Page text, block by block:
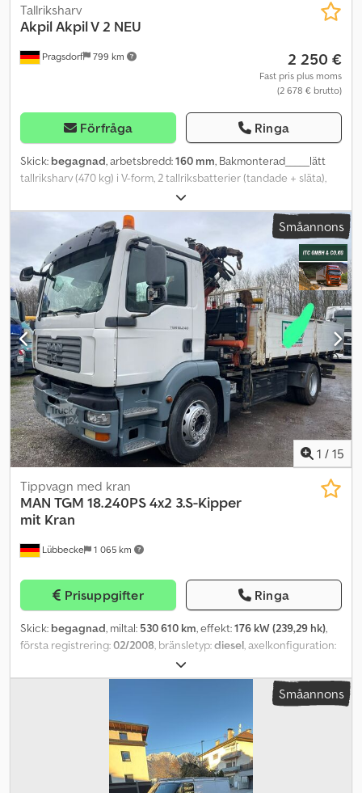
Pragsdorf 799 km
Tallriksharv
AkpilAkpil V 2 NEU
2 250 €
Fast pris plus moms
(2 678 € brutto)
Förfråga Ringa
Skick: begagnad, arbetsbredd:160 mm, Bakmonterad_____lätt
tallriksharv (470 kg) i V-form, 2 tallriksbatterier (tandade + släta),
vinkel justerbar 0–22°, trepunktsfäste Kat. 1+2 möjligt, - omedelbart
användningsklar och tillgänglig! Även tillgänglig i
arbetsbredderna 1,40 / 1,60 och 1,80 m! Lagerort: 17094 Pragsdorf
Dwedpfx Acown St Esgja
Småannons
1 / 15
Lübbecke 1 065 km
Tippvagn med kran
MAN TGM 18.240PS 4x2 3.S-Kipper
mit Kran
Prisuppgifter Ringa
Skick: begagnad, miltal: 530 610 km, effekt:176 kW (239,29 hk),
första registrering:02/2008, bränsletyp:diesel, axelkonfiguration:
, växeltyp:
Euro 4, Tillverkningsår:2008, Utrustning:ABS, EBS (Elektroniskt
bromssystem), farthållare, kran, luftkonditionering,
Klimatanläggning - Partikelfilter - Solskydd - Takfönster =
Ytterligare information = Dedpfxjxxlf Hs Acgjwa GVW: 18.000 kg
Försäljningspris: € 25.000, US$ 28.480
Småannons